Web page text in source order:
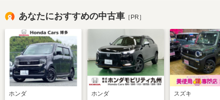
あなたにおすすめの中古車 ［PR］
ホンダ ホンダ スズキ